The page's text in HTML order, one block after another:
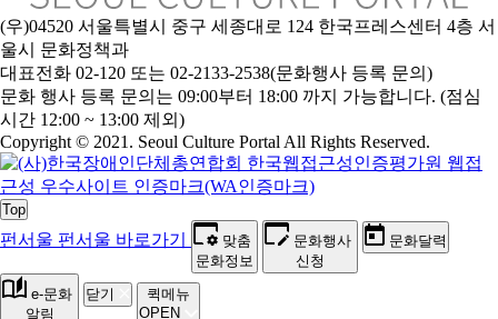
(우)04520 서울특별시 중구 세종대로 124 한국프레스센터 4층 서
울시 문화정책과
대표전화 02-120 또는 02-2133-2538(문화행사 등록 문의)
문화 행사 등록 문의는 09:00부터 18:00 까지 가능합니다. (점심
시간 12:00 ~ 13:00 제외)
Copyright © 2021. Seoul Culture Portal All Rights Reserved.
Top
펀서울 펀서울 바로가기
맞춤
문화정보
문화행사
신청
문화달력
e-문화
알림
닫기
퀵메뉴
OPEN